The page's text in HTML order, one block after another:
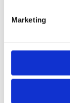
Marketing